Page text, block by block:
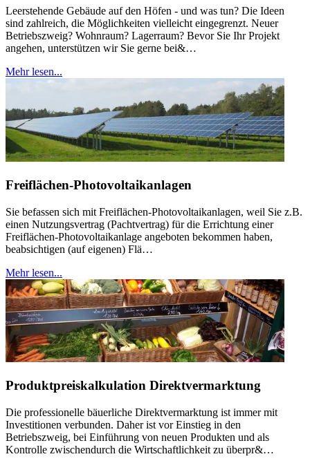
Leerstehende Gebäude auf den Höfen - und was tun? Die Ideen
sind zahlreich, die Möglichkeiten vielleicht eingegrenzt. Neuer
Betriebszweig? Wohnraum? Lagerraum? Bevor Sie Ihr Projekt
angehen, unterstützen wir Sie gerne bei&…
Mehr lesen...
Freiflächen-Photovoltaikanlagen
Sie befassen sich mit Freiflächen-Photovoltaikanlagen, weil Sie z.B.
einen Nutzungsvertrag (Pachtvertrag) für die Errichtung einer
Freiflächen-Photovoltaikanlage angeboten bekommen haben,
beabsichtigen (auf eigenen) Flä…
Mehr lesen...
Produktpreiskalkulation Direktvermarktung
Die professionelle bäuerliche Direktvermarktung ist immer mit
Investitionen verbunden. Daher ist vor Einstieg in den
Betriebszweig, bei Einführung von neuen Produkten und als
Kontrolle zwischendurch die Wirtschaftlichkeit zu überpr&…